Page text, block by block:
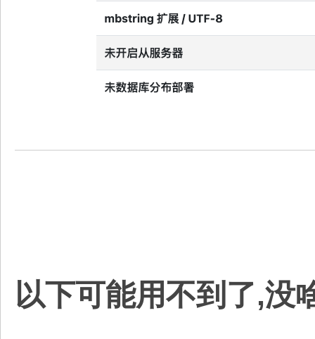
以下可能用不到了,没